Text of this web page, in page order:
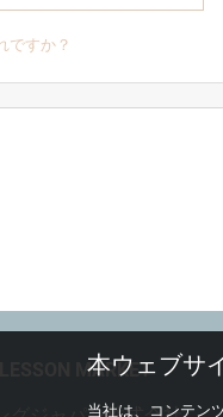
ですか？
MARKET
本ウェブサ
当社は、コンテン